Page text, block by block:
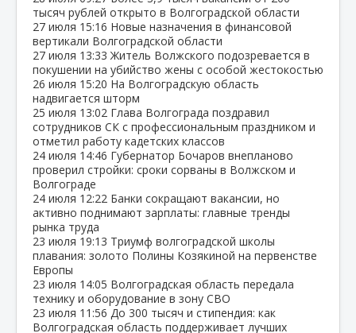
тысяч рублей открыто в Волгоградской области
27 июля 15:16 Новые назначения в финансовой
вертикали Волгоградской области
27 июля 13:33 Житель Волжского подозревается в
покушении на убийство жены с особой жестокостью
26 июля 15:20 На Волгоградскую область
надвигается шторм
25 июля 13:02 Глава Волгограда поздравил
сотрудников СК с профессиональным праздником и
отметил работу кадетских классов
24 июля 14:46 Губернатор Бочаров внепланово
проверил стройки: сроки сорваны в Волжском и
Волгограде
24 июля 12:22 Банки сокращают вакансии, но
активно поднимают зарплаты: главные тренды
рынка труда
23 июля 19:13 Триумф волгоградской школы
плавания: золото Полины Козякиной на первенстве
Европы
23 июля 14:05 Волгоградская область передала
технику и оборудование в зону СВО
23 июля 11:56 До 300 тысяч и стипендия: как
Волгоградская область поддерживает лучших